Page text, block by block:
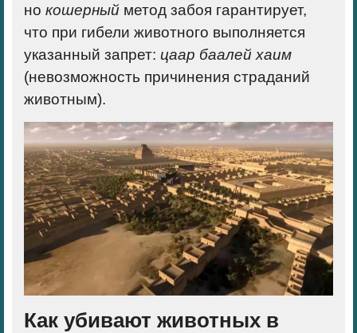
но кошерный метод забоя гарантирует,
что при гибели животного выполняется
указанный запрет: цаар баалей хаим
(невозможность причинения страданий
животным).
Как убивают животных в